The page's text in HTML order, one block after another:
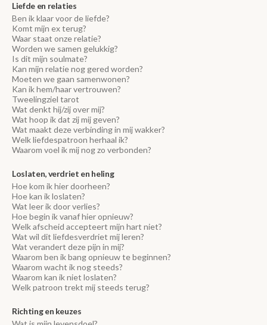
Liefde en relaties
Ben ik klaar voor de liefde?
Komt mijn ex terug?
Waar staat onze relatie?
Worden we samen gelukkig?
Is dit mijn soulmate?
Kan mijn relatie nog gered worden?
Moeten we gaan samenwonen?
Kan ik hem/haar vertrouwen?
Tweelingziel tarot
Wat denkt hij/zij over mij?
Wat hoop ik dat zij mij geven?
Wat maakt deze verbinding in mij wakker?
Welk liefdespatroon herhaal ik?
Waarom voel ik mij nog zo verbonden?
Loslaten, verdriet en heling
Hoe kom ik hier doorheen?
Hoe kan ik loslaten?
Wat leer ik door verlies?
Hoe begin ik vanaf hier opnieuw?
Welk afscheid accepteert mijn hart niet?
Wat wil dit liefdesverdriet mij leren?
Wat verandert deze pijn in mij?
Waarom ben ik bang opnieuw te beginnen?
Waarom wacht ik nog steeds?
Waarom kan ik niet loslaten?
Welk patroon trekt mij steeds terug?
Richting en keuzes